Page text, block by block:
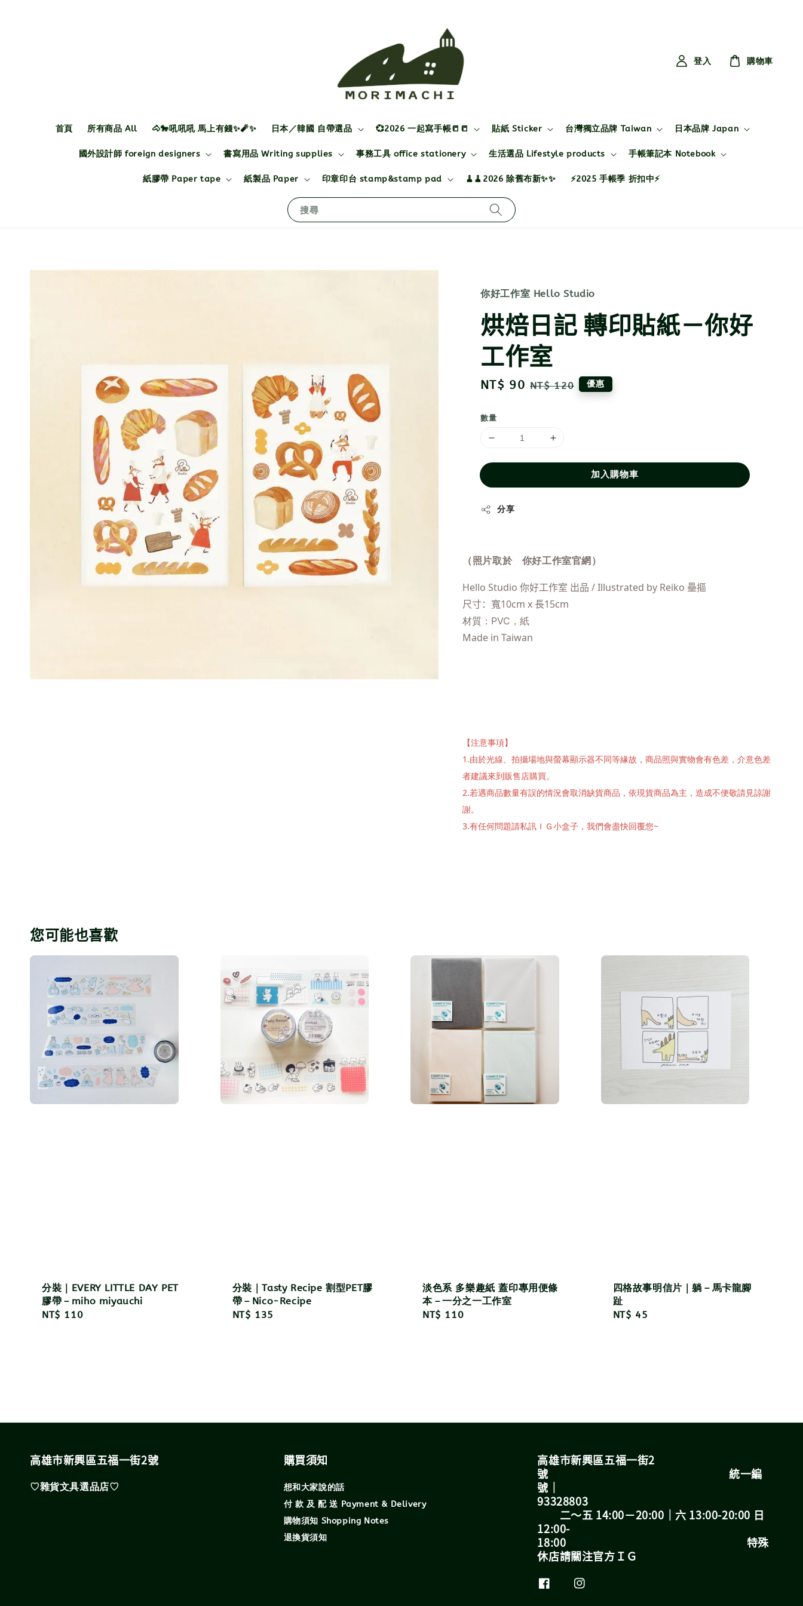
搜尋
首頁 所有商品 All 🐴🐎吼吼吼 馬上有錢✨🧨✨ 日本／韓國 自帶選品 💞2026 一起寫手帳📒📒 貼紙 Sticker 台灣獨立品牌 Taiwan 日本品牌 Japan
國外設計師 foreign designers 書寫用品 Writing supplies 事務工具 office stationery 生活選品 Lifestyle products 手帳筆記本 Notebook
紙膠帶 Paper tape 紙製品 Paper 印章印台 stamp&stamp pad 🧹🧹2026 除舊布新✨✨ ⚡2025 手帳季 折扣中⚡
登入 購物車
你好工作室 Hello Studio
烘焙日記 轉印貼紙－你好
工作室
Sale
NT$ 90 Regular
NT$ 120 優惠
數量
加入購物車
分享
（照片取於 你好工作室官網）
Hello Studio 你好工作室 出品 / Illustrated by Reiko 壘摳
尺寸：寬10cm x 長15cm
材質：PVC，紙
Made in Taiwan
【注意事項】
1.由於光線、拍攝場地與螢幕顯示器不同等緣故，商品照與實物會有色差，介意色差
者建議來到販售店購買。
2.若遇商品數量有誤的情況會取消缺貨商品，依現貨商品為主，造成不便敬請見諒謝
謝。
3.有任何問題請私訊ＩＧ小盒子，我們會盡快回覆您~
您可能也喜歡
分裝｜EVERY LITTLE DAY PET
膠帶－miho miyauchi
Regular
NT$ 110
分裝｜Tasty Recipe 割型PET膠
帶－Nico-Recipe
Regular
NT$ 135
淡色系 多樂趣紙 蓋印專用便條
本－一分之一工作室
Regular
NT$ 110
四格故事明信片｜躺－馬卡龍腳
趾
Regular
NT$ 45
高雄市新興區五福一街2號
♡雜貨文具選品店♡
購買須知
想和大家說的話
付 款 及 配 送 Payment & Delivery
購物須知 Shopping Notes
退換貨須知
高雄市新興區五福一街2
號 統一編
號｜
93328803
二～五 14:00－20:00｜六 13:00-20:00 日
12:00-
18:00 特殊
休店請關注官方ＩＧ